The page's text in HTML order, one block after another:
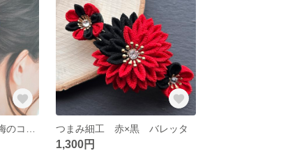
つまみ細工 赤×黒 バレッタ
1,300円